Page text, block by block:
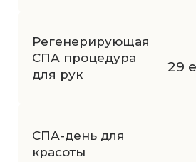
Регенерирующая
СПА процедура
для рук
29
СПА-день для
красоты